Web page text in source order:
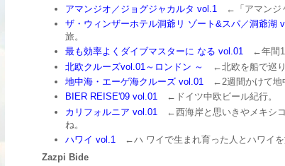
アマンジオ／ジョグジャカルタ vol.1
←「アマンジ
ザ・ウィンザーホテル洞爺リ ゾート&スパ／洞爺湖
旅。
最も効率よくダイブマスターに なる vol.01 ←年間
北欧クルーズvol.01～ロンドン ～
←北欧を船で巡り
地中海・エーゲ海クルーズ vol.01 ←2週間かけて地
BIER REISE'09 vol.01 ←ドイツ中欧ビール紀行。
カリフォルニア vol.01
←西海岸と思いきやメキシ
ね。
ハワイ vol.1
←ハ ワイで生まれ育った人とハワイを
Zazpi Bide